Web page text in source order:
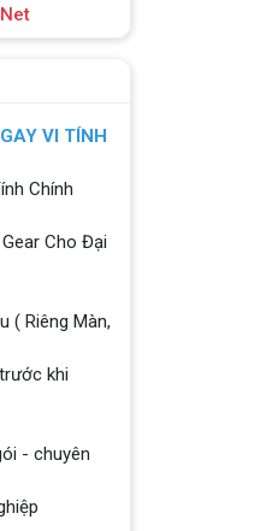
VI TÍNH
Chính
Cho Đại
( Riêng Màn,
khi
- chuyên